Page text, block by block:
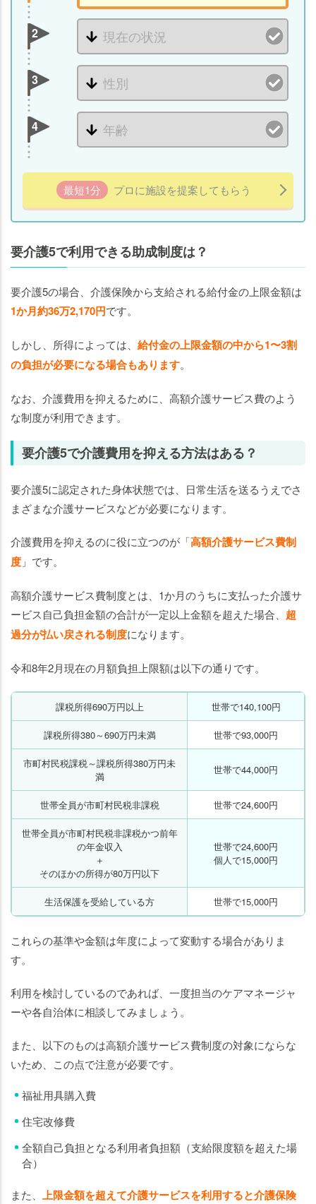
2
3
4
最短1分 プロに施設を提案してもらう
要介護5で利用できる助成制度は？
要介護5の場合、介護保険から支給される給付金の上限金額は
1か月約36万2,170円です。
しかし、所得によっては、 給付金の上限金額の中から1〜3割
の負担が必要になる場合もあります。
なお、介護費用を抑えるために、高額介護サービス費のよう
な制度が利用できます。
要介護5で介護費用を抑える方法はある？
要介護5に認定された身体状態では、日常生活を送るうえでさ
まざまな介護サービスなどが必要になります。
介護費用を抑えるのに役に立つのが「高額介護サービス費制
度 」です。
高額介護サービス費制度とは、1か月のうちに支払った介護サ
ービス自己負担金額の合計が一定以上金額を超えた場合、 超
過分が払い戻される制度になります。
令和8年2月現在の月額負担上限額は以下の通りです。
課税所得690万円以上 世帯で140,100円
課税所得380～690万円未満 世帯で93,000円
市町村民税課税～課税所得380万円未
満
世帯で44,000円
世帯全員が市町村民税非課税 世帯で24,600円
世帯全員が市町村民税非課税かつ前年
の年金収入
＋
そのほかの所得が80万円以下
世帯で24,600円
個人で15,000円
生活保護を受給している方 世帯で15,000円
これらの基準や金額は年度によって変動する場合がありま
す。
利用を検討しているのであれば、一度担当のケアマネージャ
ーや各自治体に相談してみましょう。
また、以下のものは高額介護サービス費制度の対象にならな
いため、この点で注意が必要です。
福祉用具購入費
住宅改修費
全額自己負担となる利用者負担額（支給限度額を超えた場
合）
また、 上限金額を超えて介護サービスを利用すると介護保険